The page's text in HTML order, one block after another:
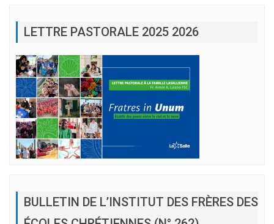
LETTRE PASTORALE 2025 2026
BULLETIN DE L’INSTITUT DES FRÈRES DES